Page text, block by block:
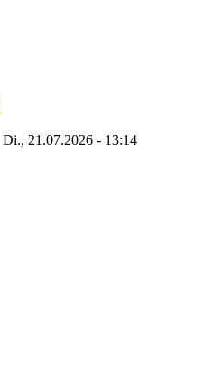
Di., 21.07.2026 - 13:14